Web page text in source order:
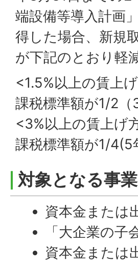
端設備等導入計画
得した場合、新規
が下記のとおり軽
<1.5%以上の賃上
課税標準額が1/2
<3%以上の賃上げ
課税標準額が1/
対象となる事
資本金または
「大企業の
資本金または